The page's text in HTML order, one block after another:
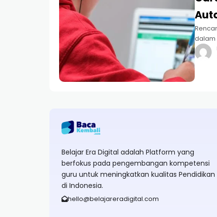
dalam
juga
Belajar Era Digital adalah Platform yang
berfokus pada pengembangan kompetensi
guru untuk meningkatkan kualitas Pendidikan
di Indonesia.
hello@belajareradigital.com